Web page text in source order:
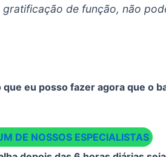
de função, não
eu posso fazer agora que o
DE NOSSOS ESPECIALISTAS